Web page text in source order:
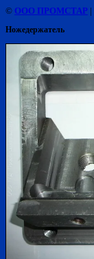
© ООО ПРОМСТАР |
Ножедержатель